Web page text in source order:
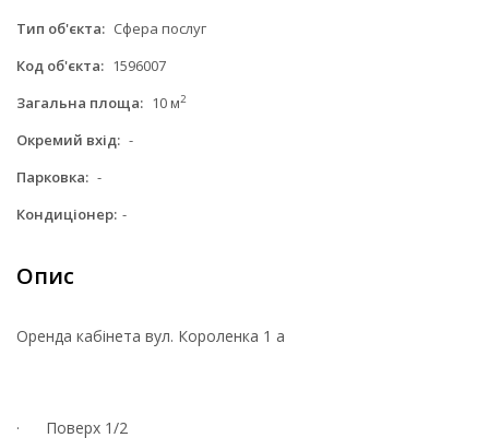
Тип об'єкта: Сфера послуг
Код об'єкта: 1596007
Загальна площа: 10 м2
Окремий вхід: -
Парковка: -
Кондиціонер: -
Опис
Оренда кабінета вул. Короленка 1 а
· Поверх 1/2